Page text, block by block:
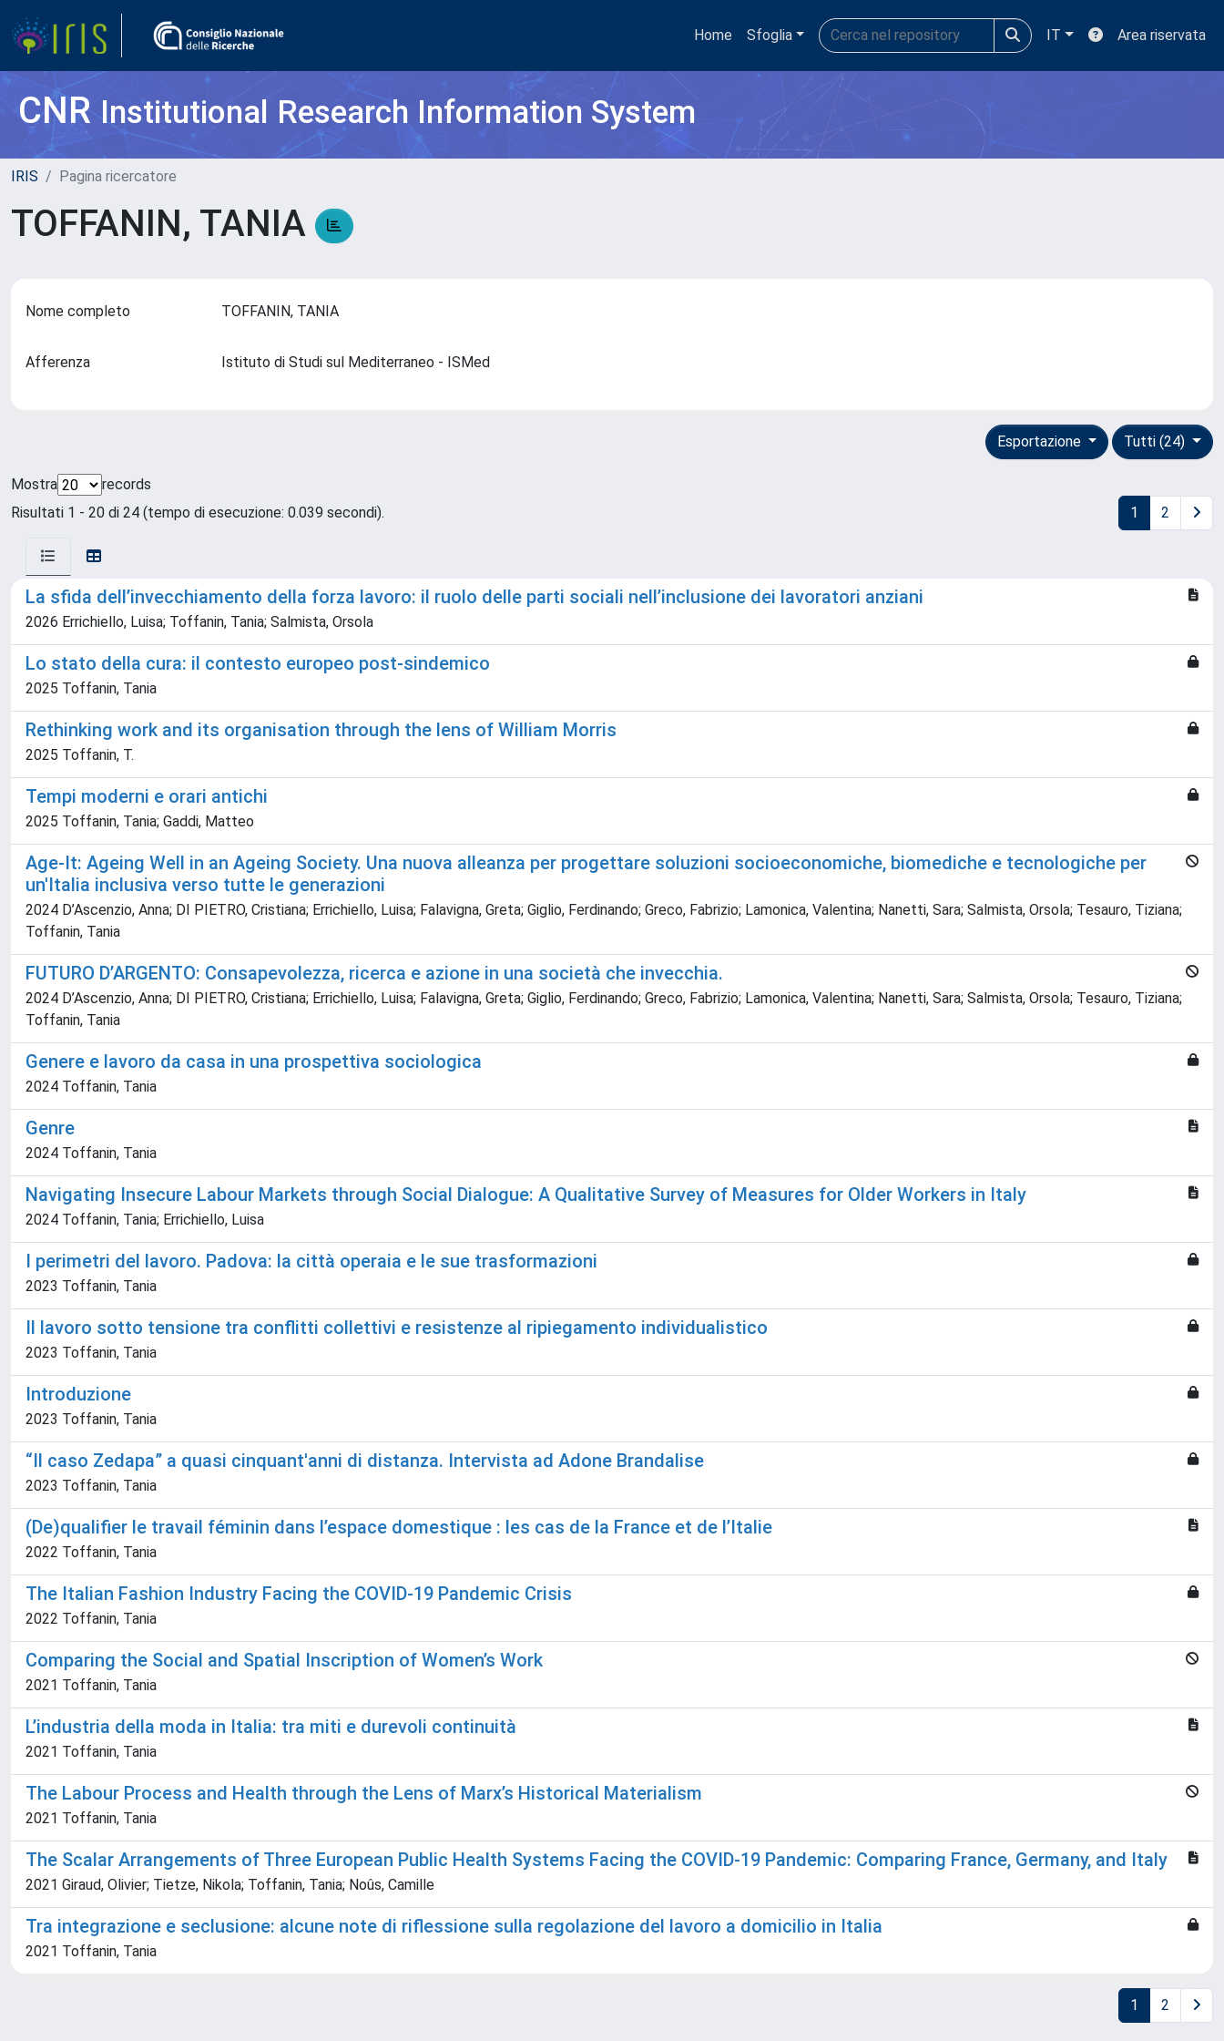
Home Sfoglia IT Area riservata
CNRInstitutional Research Information System
IRIS Pagina ricercatore
TOFFANIN, TANIA
Nome completo TOFFANIN, TANIA
Afferenza Istituto di Studi sul Mediterraneo - ISMed
Tutti (24)
Esportazione
Mostra
records
Risultati 1 - 20 di 24 (tempo di esecuzione: 0.039 secondi).
1 2
La sfida dell’invecchiamento della forza lavoro: il ruolo delle parti sociali nell’inclusione dei lavoratori anziani
2026 Errichiello, Luisa; Toffanin, Tania; Salmista, Orsola
Lo stato della cura: il contesto europeo post-sindemico
2025 Toffanin, Tania
Rethinking work and its organisation through the lens of William Morris
2025 Toffanin, T.
Tempi moderni e orari antichi
2025 Toffanin, Tania; Gaddi, Matteo
Age-It: Ageing Well in an Ageing Society. Una nuova alleanza per progettare soluzioni socioeconomiche, biomediche e tecnologiche per
un'Italia inclusiva verso tutte le generazioni
2024 D’Ascenzio, Anna; DI PIETRO, Cristiana; Errichiello, Luisa; Falavigna, Greta; Giglio, Ferdinando; Greco, Fabrizio; Lamonica, Valentina; Nanetti, Sara; Salmista, Orsola; Tesauro, Tiziana;
Toffanin, Tania
FUTURO D’ARGENTO: Consapevolezza, ricerca e azione in una società che invecchia.
2024 D’Ascenzio, Anna; DI PIETRO, Cristiana; Errichiello, Luisa; Falavigna, Greta; Giglio, Ferdinando; Greco, Fabrizio; Lamonica, Valentina; Nanetti, Sara; Salmista, Orsola; Tesauro, Tiziana;
Toffanin, Tania
Genere e lavoro da casa in una prospettiva sociologica
2024 Toffanin, Tania
Genre
2024 Toffanin, Tania
Navigating Insecure Labour Markets through Social Dialogue: A Qualitative Survey of Measures for Older Workers in Italy
2024 Toffanin, Tania; Errichiello, Luisa
I perimetri del lavoro. Padova: la città operaia e le sue trasformazioni
2023 Toffanin, Tania
Il lavoro sotto tensione tra conflitti collettivi e resistenze al ripiegamento individualistico
2023 Toffanin, Tania
Introduzione
2023 Toffanin, Tania
“Il caso Zedapa” a quasi cinquant'anni di distanza. Intervista ad Adone Brandalise
2023 Toffanin, Tania
(De)qualifier le travail féminin dans l’espace domestique : les cas de la France et de l’Italie
2022 Toffanin, Tania
The Italian Fashion Industry Facing the COVID-19 Pandemic Crisis
2022 Toffanin, Tania
Comparing the Social and Spatial Inscription of Women’s Work
2021 Toffanin, Tania
L’industria della moda in Italia: tra miti e durevoli continuità
2021 Toffanin, Tania
The Labour Process and Health through the Lens of Marx’s Historical Materialism
2021 Toffanin, Tania
The Scalar Arrangements of Three European Public Health Systems Facing the COVID-19 Pandemic: Comparing France, Germany, and Italy
2021 Giraud, Olivier; Tietze, Nikola; Toffanin, Tania; Noûs, Camille
Tra integrazione e seclusione: alcune note di riflessione sulla regolazione del lavoro a domicilio in Italia
2021 Toffanin, Tania
1 2